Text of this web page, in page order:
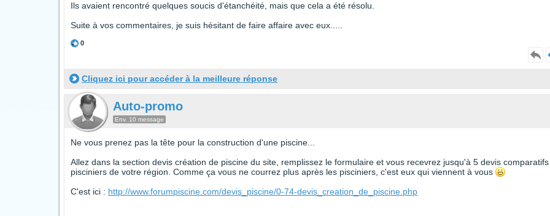
Ils avaient rencontré quelques soucis d'étanchéité, mais que cela a été résolu.
Suite à vos commentaires, je suis hésitant de faire affaire avec eux.....
0
Cliquez ici pour accéder à la meilleure réponse
Auto-promo
Env. 10 message
Ne vous prenez pas la tête pour la construction d'une piscine...
Allez dans la section devis création de piscine du site, remplissez le formulaire et vous recevrez jusqu'à 5 devis
pisciniers de votre région. Comme ça vous ne courrez plus après les pisciniers, c'est eux qui viennent à vous
C'est ici : http://www.forumpiscine.com/devis_piscine/0-74-devis_creation_de_piscine.php